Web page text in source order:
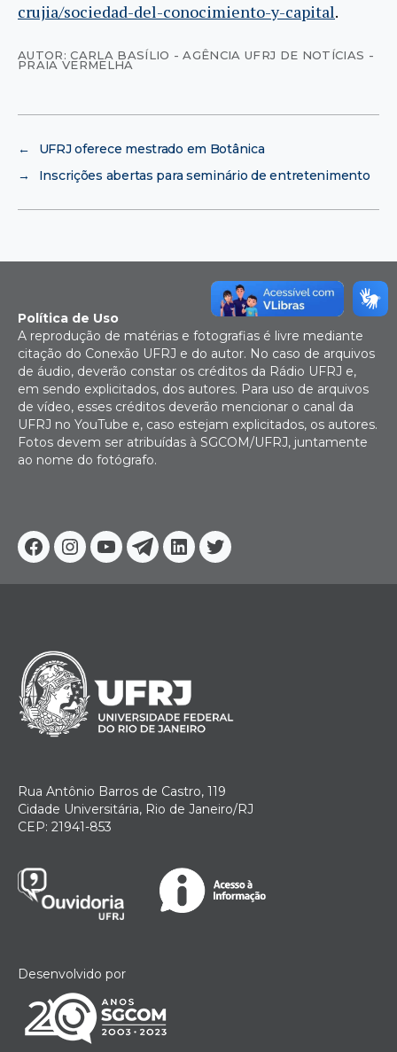
crujia/sociedad-del-conocimiento-y-capital.
AUTOR: CARLA BASÍLIO - AGÊNCIA UFRJ DE NOTÍCIAS -
PRAIA VERMELHA
←
UFRJ oferece mestrado em Botânica
→
Inscrições abertas para seminário de entretenimento
Facebook
Instagram
YoutubeTelegram
Linkedin
Twitter
Política de Uso
A reprodução de matérias e fotografias é livre mediante
citação do Conexão UFRJ e do autor. No caso de arquivos
de áudio, deverão constar os créditos da Rádio UFRJ e,
em sendo explicitados, dos autores. Para uso de arquivos
de vídeo, esses créditos deverão mencionar o canal da
UFRJ no YouTube e, caso estejam explicitados, os autores.
Fotos devem ser atribuídas à SGCOM/UFRJ, juntamente
ao nome do fotógrafo.
Rua Antônio Barros de Castro, 119
Cidade Universitária, Rio de Janeiro/RJ
CEP: 21941-853
Desenvolvido por